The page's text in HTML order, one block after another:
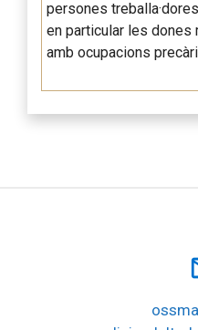
persones
en particular les
amb ocupacions